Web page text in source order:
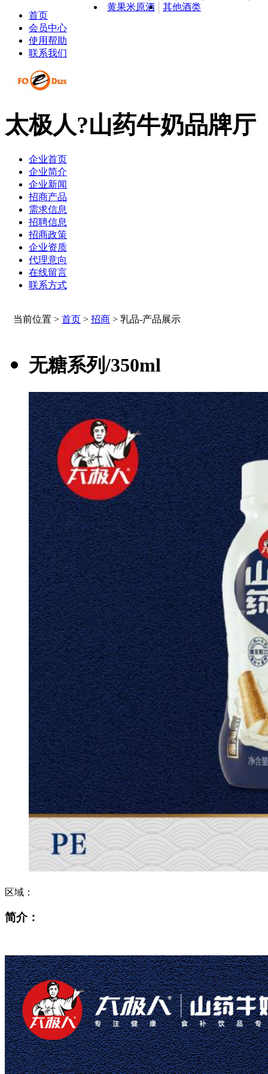
首页
会员中心
使用帮助
联系我们
太极人?山药牛奶品牌厅
企业首页
企业简介
企业新闻
招商产品
需求信息
招聘信息
招商政策
企业资质
代理意向
在线留言
联系方式
当前位置 > 首页 > 招商 > 乳品-产品展示
无糖系列/350ml
区域：
简介：
黄果米原酒 其他酒类